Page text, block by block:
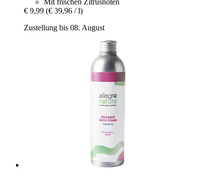
Mit frischen Zitrusnoten
€ 9,99 (€ 39,96 / l)
Zustellung bis 08. August